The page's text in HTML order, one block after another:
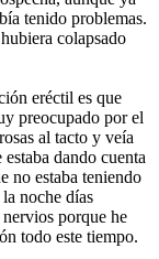
tenido problemas.
colapsado
eréctil es que
preocupado por el
al tacto y veía
dando cuenta
no estaba teniendo
noche días
porque he
todo este tiempo.